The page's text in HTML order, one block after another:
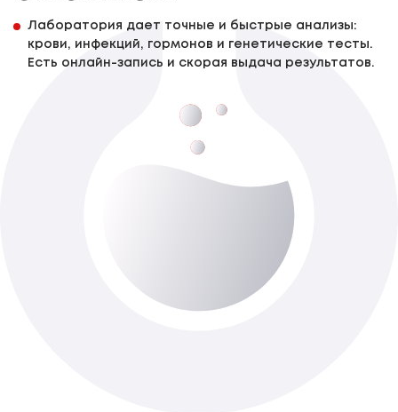
Лаборатория дает точные и быстрые анализы:
крови, инфекций, гормонов и генетические тесты.
Есть онлайн-запись и скорая выдача результатов.
Доступно з виїздом додому